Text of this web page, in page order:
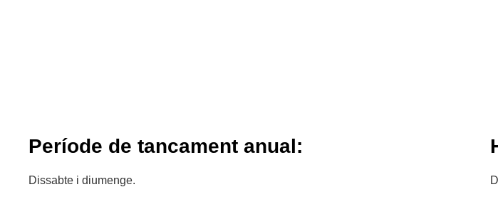
Període de tancament anual:
Dissabte i diumenge.